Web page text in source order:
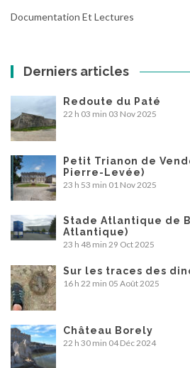
Documentation Et Lectures
Derniers articles
Redoute du Paté
22 h 03 min 03 Nov 2025
Petit Trianon de
Pierre-Levée)
23 h 53 min 01 Nov 2025
Stade Atlantique de
Atlantique)
23 h 48 min 29 Oct 2025
Sur les traces des
16 h 22 min 05 Août 2025
Château Borely
22 h 30 min 04 Déc 2024